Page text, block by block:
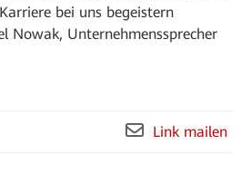
bei uns begeistern
Nowak, Unternehmenssprecher
Link mailen